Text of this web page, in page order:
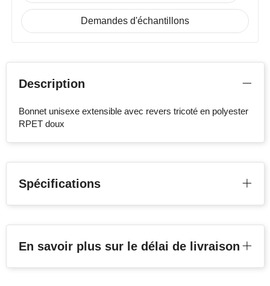
Demandes d'échantillons
Description
Bonnet unisexe extensible avec revers tricoté en polyester
RPET doux
Spécifications
En savoir plus sur le délai de livraison